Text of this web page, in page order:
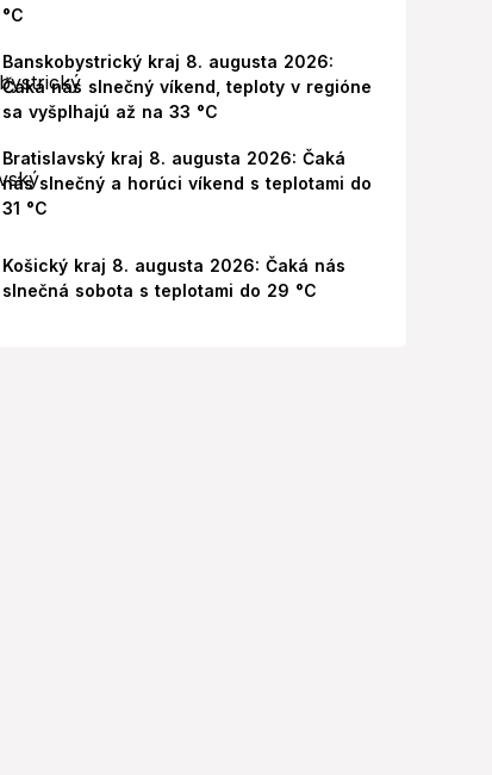
°C
Banskobystrický kraj 8. augusta 2026:
Čaká nás slnečný víkend, teploty v regióne
sa vyšplhajú až na 33 °C
Bratislavský kraj 8. augusta 2026: Čaká
nás slnečný a horúci víkend s teplotami do
31 °C
Košický kraj 8. augusta 2026: Čaká nás
slnečná sobota s teplotami do 29 °C